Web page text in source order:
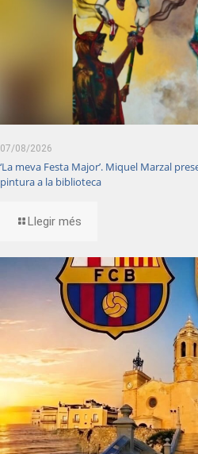
07/08/2026
‘La meva Festa Major’. Miquel Marzal
pintura a la biblioteca
Llegir més